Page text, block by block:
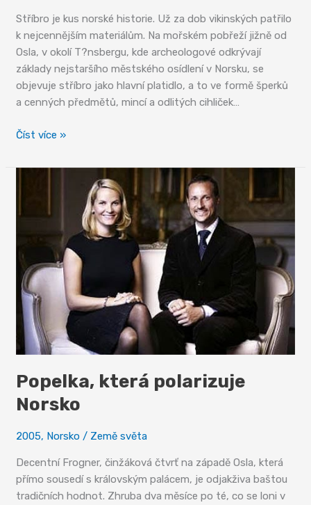
Stříbro je kus norské historie. Už za dob vikinských patřilo
k nejcennějším materiálům. Na mořském pobřeží jižně od
Osla, v okolí T?nsbergu, kde archeologové odkrývají
základy nejstaršího městského osídlení v Norsku, se
objevuje stříbro jako hlavní platidlo, a to ve formě šperků
a cenných předmětů, mincí a odlitých cihliček…
Norské
je
Číst více »
Popelka, která polarizuje
Norsko
2005, Norsko / Země světa
Decentní Frogner, činžáková čtvrť na západě Osla, která
přímo sousedí s královským palácem, je odjakživa baštou
tradičních hodnot. Zhruba dva měsíce po té, co se loni v